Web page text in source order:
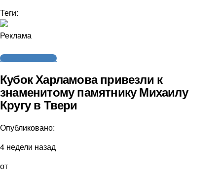
Теги:
Реклама
Молодежный хоккей
Кубок Харламова привезли к
знаменитому памятнику Михаилу
Кругу в Твери
Опубликовано:
4 недели назад
от